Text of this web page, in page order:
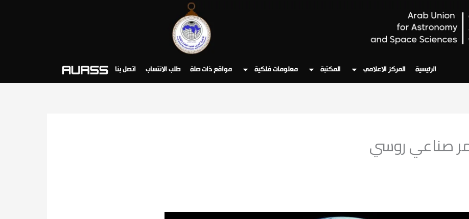
الرئيسية المركز الاعلامي المكتبة معلومات فلكية مواقع ذات صلة طلب الانتساب اتصل بنا
صناعي روسي